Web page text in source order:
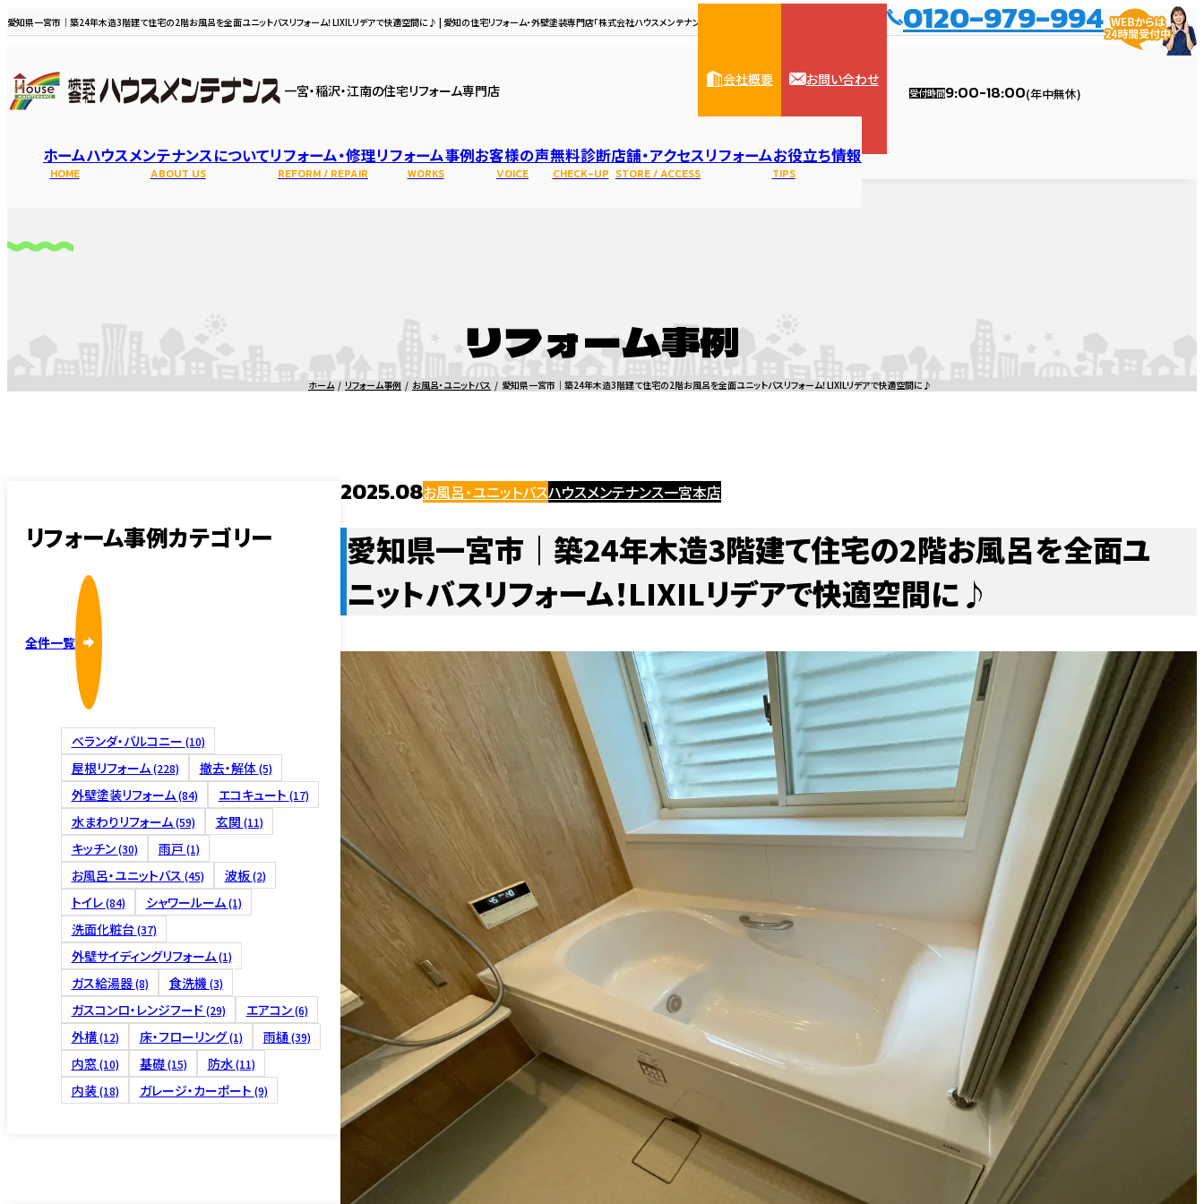
愛知県一宮市｜築24年木造3階建て住宅の2階お風呂を全面ユニットバスリフォーム！LIXILリデアで快適空間に♪ | 愛知の住宅リフォーム・外壁塗装専門店「株式会社ハウスメンテナンス」（一宮市、稲沢市、江南市）
一宮・稲沢・江南の住宅リフォーム専門店
会社概要 お問い合わせ
0120-979-994
受付時間9:00-18:00(年中無休)
ホーム
HOME
ハウスメンテナンスについて
ABOUT US
リフォーム・修理
REFORM / REPAIR
トイレのリフォーム・修理 洗面化粧台のリフォーム・修理キッチンのリフォーム・修理
窓・ドアの交換・修理建具・畳・表具・襖のリフォーム・修理
壁紙・クロス・クッションフロアの交換・修理フローリング・床・壁のリフォーム・修理
その他大工工事
外壁塗装・サイディング
外壁塗装のリフォーム・修理外壁トタン・サイディングのリフォーム・修理
屋根修理・雨漏り
ビス打ち・コーキングのリフォーム・修理カバー工法・葺き替えのリフォーム・修理
雨樋・板金のリフォーム・修理
屋根塗装のリフォーム・修理
瓦屋根のリフォーム・修理 漆喰のリフォーム・修理棟組み直しのリフォーム・修理
瓦締め直しのリフォーム・修理 谷板金のリフォーム・修理その他屋根のリフォーム・修理
床下リフォーム
シロアリのリフォーム
4つの保証 外壁・屋根塗装相談会 ショールーム
リフォーム事例
WORKS
エコキュート 水まわりリフォーム 玄関
雨戸 お風呂・ユニットバス 波板 トイレ
シャワールーム 洗面化粧台 外壁サイディングリフォーム ガス給湯器
食洗機 ガスコンロ・レンジフード エアコン 外構
お客様の声
VOICE
カーポート 屋根 お風呂・ユニットバス
ガスコンロ・レンジフード 軒天 ガレージ 換気扇
キッチン その他 レンジフード
ベランダ・バルコニー 玄関 網戸
無料診断
CHECK-UP
店舗・アクセス
STORE / ACCESS
チカラもち三重店
リフォームお役立ち情報
TIPS
リフォーム事例
ホーム リフォーム事例 お風呂・ユニットバス 愛知県一宮市｜築24年木造3階建て住宅の2階お風呂を全面ユニットバスリフォーム！LIXILリデアで快適空間に♪
2025.08お風呂・ユニットバスハウスメンテナンス一宮本店
愛知県一宮市｜築24年木造3階建て住宅の2階お風呂を全面ユ
ニットバスリフォーム！LIXILリデアで快適空間に♪
リフォーム事例カテゴリー
全件一覧
ベランダ・バルコニー (10)
屋根リフォーム(228) 撤去・解体(5)
外壁塗装リフォーム(84) エコキュート (17)
水まわりリフォーム(59) 玄関 (11)
キッチン(30) 雨戸(1)
お風呂・ユニットバス (45) 波板(2)
トイレ(84) シャワールーム(1)
洗面化粧台(37)
外壁サイディングリフォーム(1)
ガス給湯器(8) 食洗機(3)
ガスコンロ・レンジフード(29) エアコン(6)
外構(12) 床・フローリング(1) 雨樋(39)
内窓(10) 基礎(15) 防水(11)
内装(18) ガレージ・カーポート (9)